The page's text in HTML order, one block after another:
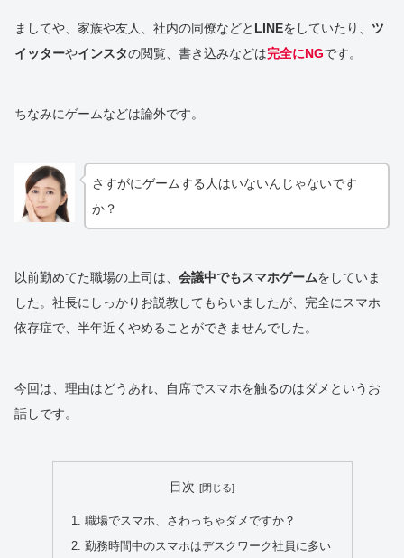
ましてや、家族や友人、社内の同僚などと LINEをしていたり、 ツ
イッターやインスタの閲覧、書き込みなどは完全にNGです。
ちなみにゲームなどは論外です。
さすがにゲームする人はいないんじゃないです
か？
以前勤めてた職場の上司は、 会議中でもスマホゲームをしていま
した。社長にしっかりお説教してもらいましたが、完全にスマホ
依存症で、半年近くやめることができませんでした。
今回は、理由はどうあれ、自席でスマホを触るのはダメというお
話しです。
目次
職場でスマホ、さわっちゃダメですか？
勤務時間中のスマホはデスクワーク社員に多い